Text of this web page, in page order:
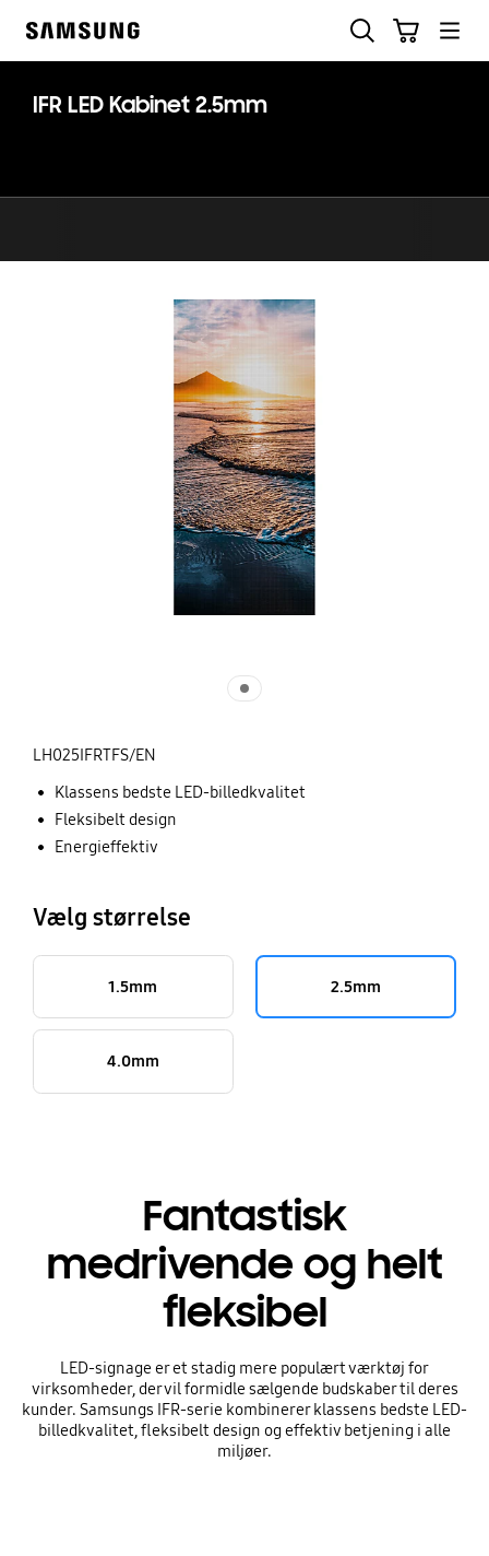
IFR LED Kabinet 2.5mm
LH025IFRTFS/EN
Klassens bedste LED-billedkvalitet
Fleksibelt design
Energieffektiv
Vælg størrelse
1.5mm 2.5mm
4.0mm
Fantastisk
medrivende og helt
fleksibel
LED-signage er et stadig mere populært værktøj for
virksomheder, der vil formidle sælgende budskaber til deres
kunder. Samsungs IFR-serie kombinerer klassens bedste LED-
billedkvalitet, fleksibelt design og effektiv betjening i alle
miljøer.